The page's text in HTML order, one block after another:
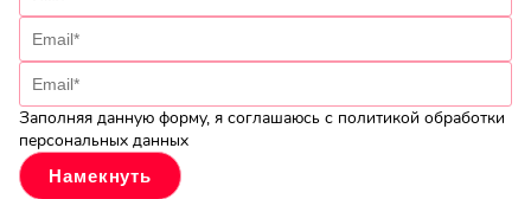
Заполняя данную форму, я соглашаюсь с политикой обработки
персональных данных